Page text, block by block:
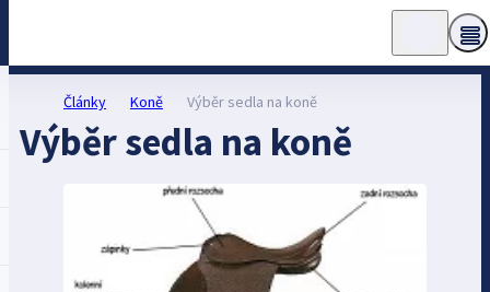
Články Koně Výběr sedla na koně
Výběr sedla na koně